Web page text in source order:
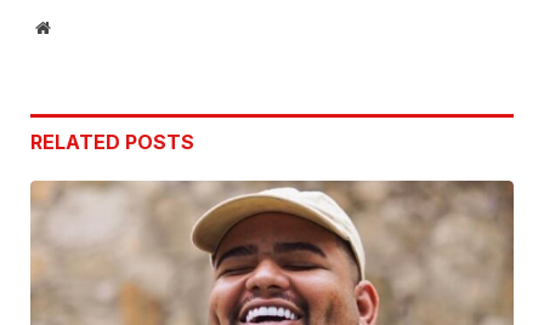
Website
RELATED POSTS